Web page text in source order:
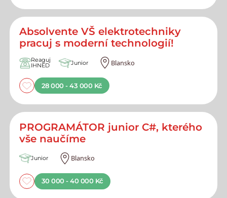
Absolvente VŠ elektrotechniky
pracuj s moderní technologií!
Reaguj
IHNED Junior Blansko
28 000 - 43 000 Kč
PROGRAMÁTOR junior C#, kterého
vše naučíme
Junior Blansko
30 000 - 40 000 Kč